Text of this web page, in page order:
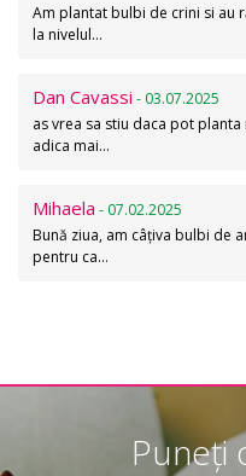
Am plantat bulbi de crini si au
la nivelul…
Dan Cavassi - 03.07.2025
as vrea sa stiu daca pot
adica mai…
Mihaela - 07.02.2025
Bună ziua, am câțiva bulbi de
pentru ca…
Puneți